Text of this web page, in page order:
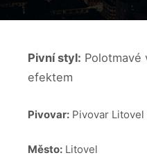
Pivní styl: Polotmavé
efektem
Pivovar: Pivovar Litovel
Město: Litovel